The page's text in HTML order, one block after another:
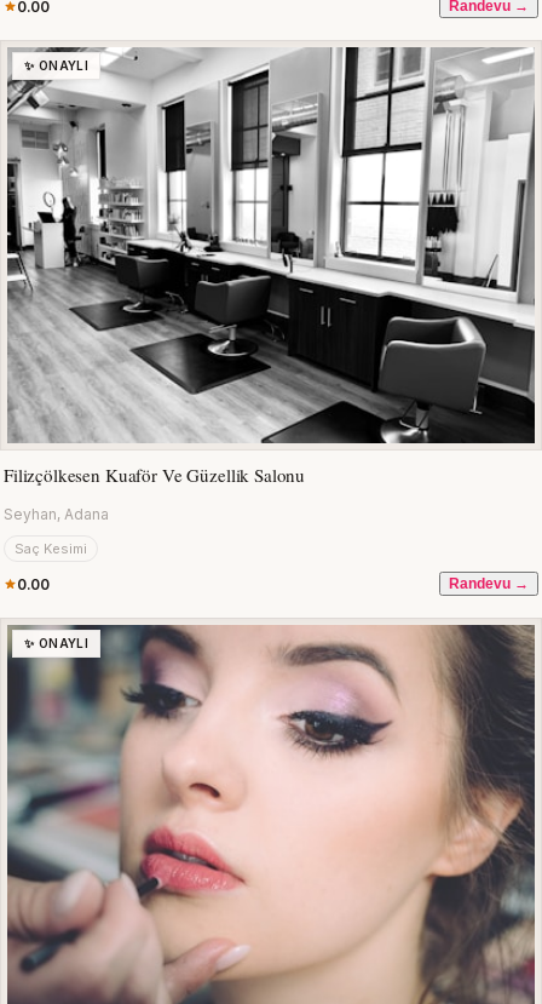
0.00 Randevu →
✨ ONAYLI
Filizçölkesen Kuaför Ve Güzellik Salonu
Seyhan, Adana
Saç Kesimi
0.00 Randevu →
✨ ONAYLI